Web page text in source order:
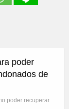
poder
de
poder recuperar